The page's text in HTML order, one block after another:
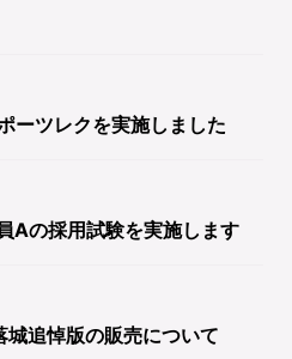
ーツレクを実施しました
Aの採用試験を実施します
追悼版の販売について